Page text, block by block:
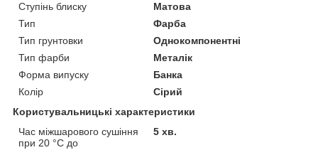
Ступінь блиску
Матова
Тип
Фарба
Тип грунтовки
Однокомпонентні
Тип фарби
Металік
Форма випуску
Банка
Колір
Сірий
Користувальницькі характеристики
Час міжшарового сушіння
при 20 °C до
5 хв.